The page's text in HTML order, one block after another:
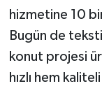
hizmetine 10
Bugün de
konut projesi
hızlı hem